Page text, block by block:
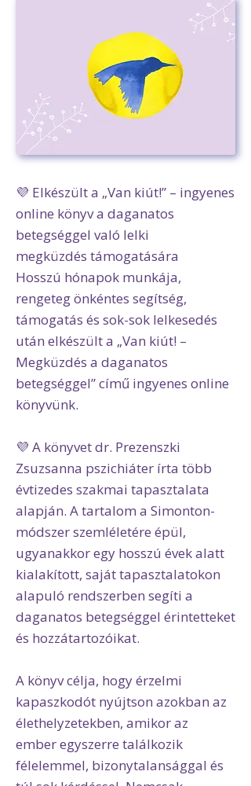
💜 Elkészült a „Van kiút!” – ingyenes
online könyv a daganatos
betegséggel való lelki
megküzdés támogatására
Hosszú hónapok munkája,
rengeteg önkéntes segítség,
támogatás és sok-sok lelkesedés
után elkészült a „Van kiút! –
Megküzdés a daganatos
betegséggel” című ingyenes online
könyvünk.
💜 A könyvet dr. Prezenszki
Zsuzsanna pszichiáter írta több
évtizedes szakmai tapasztalata
alapján. A tartalom a Simonton-
módszer szemléletére épül,
ugyanakkor egy hosszú évek alatt
kialakított, saját tapasztalatokon
alapuló rendszerben segíti a
daganatos betegséggel érintetteket
és hozzátartozóikat.
A könyv célja, hogy érzelmi
kapaszkodót nyújtson azokban az
élethelyzetekben, amikor az
ember egyszerre találkozik
félelemmel, bizonytalansággal és